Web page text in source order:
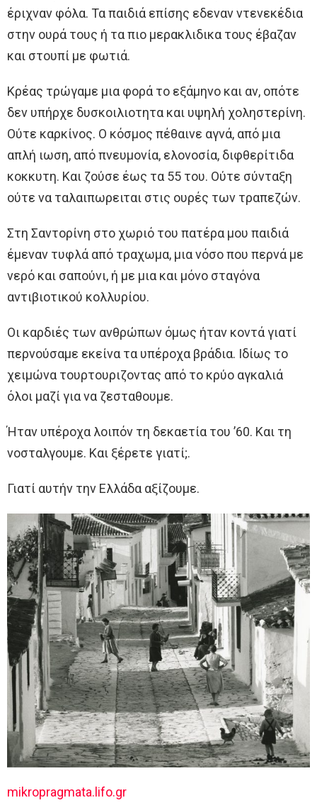
έριχναν φόλα. Τα παιδιά επίσης εδεναν ντενεκέδια
στην ουρά τους ή τα πιο μερακλιδικα τους έβαζαν
και στουπί με φωτιά.
Κρέας τρώγαμε μια φορά το εξάμηνο και αν, οπότε
δεν υπήρχε δυσκοιλιοτητα και υψηλή χοληστερίνη.
Ούτε καρκίνος. Ο κόσμος πέθαινε αγνά, από μια
απλή ιωση, από πνευμονία, ελονοσία, διφθερίτιδα
κοκκυτη. Και ζούσε έως τα 55 του. Ούτε σύνταξη
ούτε να ταλαιπωρειται στις ουρές των τραπεζών.
Στη Σαντορίνη στο χωριό του πατέρα μου παιδιά
έμεναν τυφλά από τραχωμα, μια νόσο που περνά με
νερό και σαπούνι, ή με μια και μόνο σταγόνα
αντιβιοτικού κολλυρίου.
Οι καρδιές των ανθρώπων όμως ήταν κοντά γιατί
περνούσαμε εκείνα τα υπέροχα βράδια. Ιδίως το
χειμώνα τουρτουριζοντας από το κρύο αγκαλιά
όλοι μαζί για να ζεσταθουμε.
Ήταν υπέροχα λοιπόν τη δεκαετία του ’60. Και τη
νοσταλγουμε. Και ξέρετε γιατί;.
Γιατί αυτήν την Ελλάδα αξίζουμε.
mikropragmata.lifo.gr